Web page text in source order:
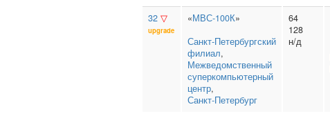
32 ▽
upgrade
«МВС-100К»
Санкт‑Петербургский
филиал,
Межведомственный
суперкомпьютерный
центр,
Санкт-Петербург
64
128
н/д